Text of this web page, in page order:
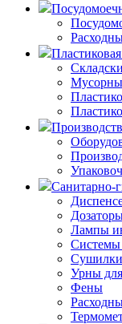
Пластиковая
Санитарно-
Лампы
Системы
Сушилки
Урны
Фены